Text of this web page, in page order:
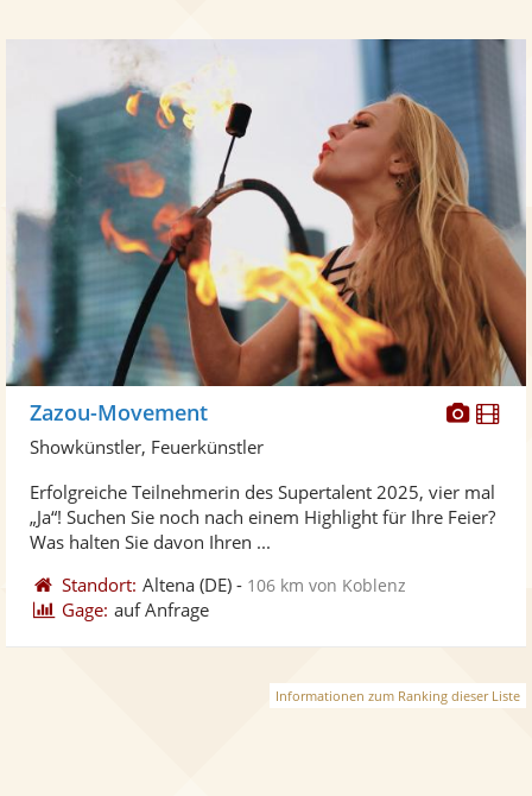
Fotos
Zazou-Movement
Showkünstler, Feuerkünstler
Erfolgreiche Teilnehmerin des Supertalent 2025, vier mal
„Ja“! Suchen Sie noch nach einem Highlight für Ihre Feier?
Was halten Sie davon Ihren ...
Standort: Altena (DE) - 106 km von Koblenz
Gage: auf Anfrage
Informationen zum Ranking dieser Liste